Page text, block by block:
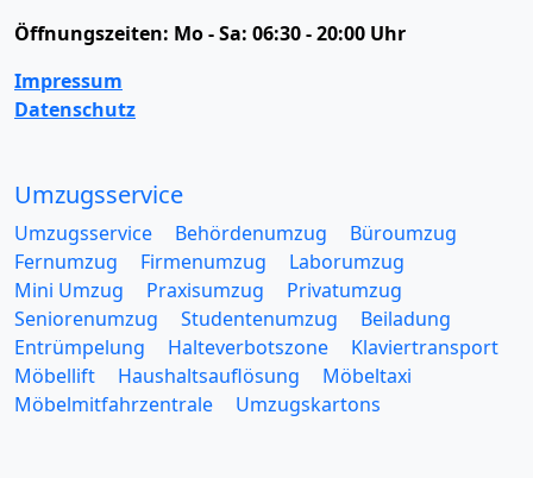
Öffnungszeiten: Mo - Sa: 06:30 - 20:00 Uhr
Impressum
Datenschutz
Umzugsservice
Umzugsservice Behördenumzug
Büroumzug
Fernumzug
Firmenumzug
Laborumzug
Mini Umzug
Praxisumzug
Privatumzug
Seniorenumzug
Studentenumzug
Beiladung
Entrümpelung
Halteverbotszone
Klaviertransport
Möbellift
Haushaltsauflösung
Möbeltaxi
Möbelmitfahrzentrale
Umzugskartons